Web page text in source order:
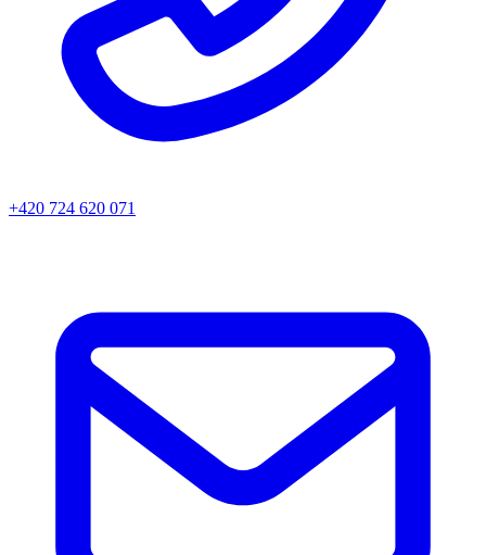
+420 724 620 071